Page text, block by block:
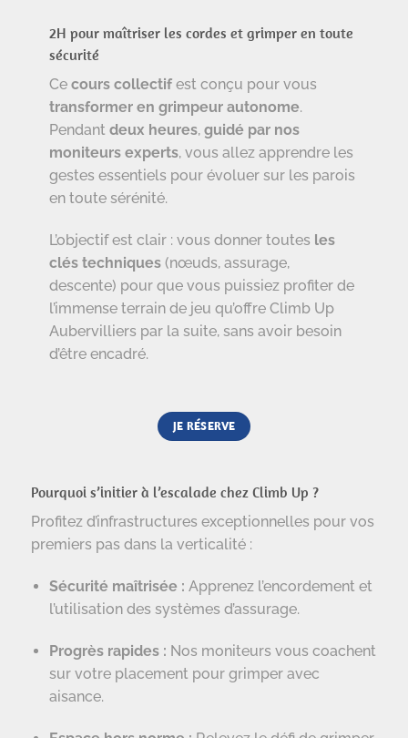
2H pour maîtriser les cordes et grimper en toute
sécurité
Ce cours collectifest conçu pour vous
transformer en grimpeur autonome.
Pendant deux heures, guidé par nos
moniteurs experts, vous allez apprendre les
gestes essentiels pour évoluer sur les parois
en toute sérénité.
L’objectif est clair : vous donner toutes les
clés techniques(nœuds, assurage,
descente) pour que vous puissiez profiter de
l’immense terrain de jeu qu’offre Climb Up
Aubervilliers par la suite, sans avoir besoin
d’être encadré.
JE RÉSERVE
Pourquoi s’initier à l’escalade chez Climb Up ?
Profitez d’infrastructures exceptionnelles pour vos
premiers pas dans la verticalité :
Sécurité maîtrisée : Apprenez l’encordement et
l’utilisation des systèmes d’assurage.
Progrès rapides : Nos moniteurs vous coachent
sur votre placement pour grimper avec
aisance.